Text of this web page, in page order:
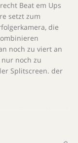
Beat em Ups
setzt zum
die
noch zu viert an
nur noch zu
Splitscreen. der